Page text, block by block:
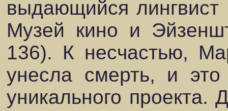
выдающийся
Музей кино и
136). К несчастью,
унесла смерть, и
уникального